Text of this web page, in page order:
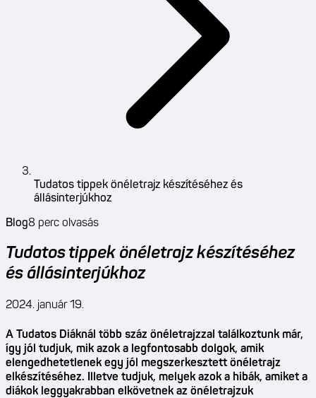
Tudatos tippek önéletrajz készítéséhez és
állásinterjúkhoz
Blog8 perc olvasás
Tudatos tippek önéletrajz készítéséhez
és állásinterjúkhoz
2024. január 19.
A Tudatos Diáknál több száz önéletrajzzal találkoztunk már,
így jól tudjuk, mik azok a legfontosabb dolgok, amik
elengedhetetlenek egy jól megszerkesztett önéletrajz
elkészítéséhez. Illetve tudjuk, melyek azok a hibák, amiket a
diákok leggyakrabban elkövetnek az önéletrajzuk